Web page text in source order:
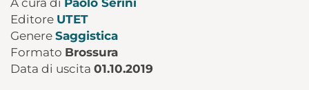
Editore UTET
Genere Saggistica
Formato Brossura
Data di uscita 01.10.2019